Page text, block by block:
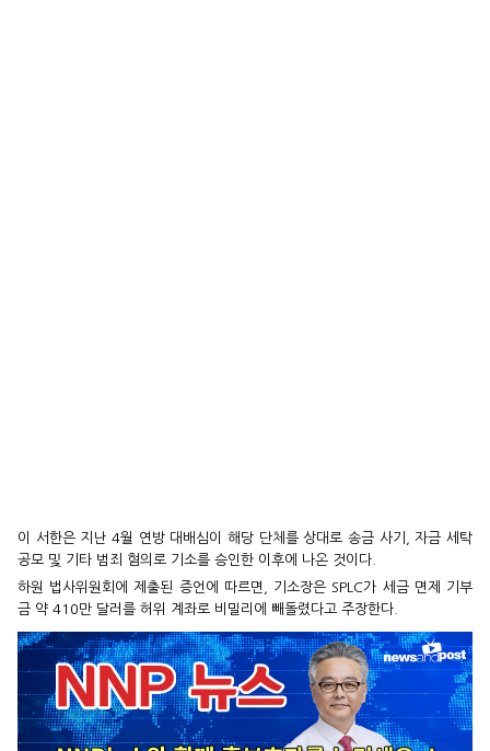
이 서한은 지난 4월 연방 대배심이 해당 단체를 상대로 송금 사기, 자금 세탁
공모 및 기타 범죄 혐의로 기소를 승인한 이후에 나온 것이다.
하원 법사위원회에 제출된 증언에 따르면, 기소장은 SPLC가 세금 면제 기부
금 약 410만 달러를 허위 계좌로 비밀리에 빼돌렸다고 주장한다.